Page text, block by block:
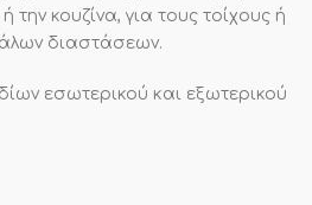
την κουζίνα, για τους τοίχους ή
διαστάσεων.
εσωτερικού και εξωτερικού